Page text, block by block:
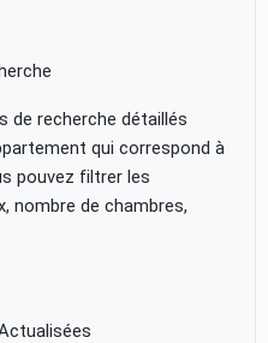
de recherche détaillés
qui correspond à
pouvez filtrer les
nombre de chambres,